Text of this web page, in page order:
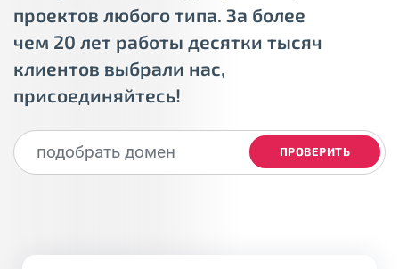
проектов любого типа. За более
чем 20 лет работы десятки тысяч
клиентов выбрали нас,
присоединяйтесь!
ПРОВЕРИТЬ